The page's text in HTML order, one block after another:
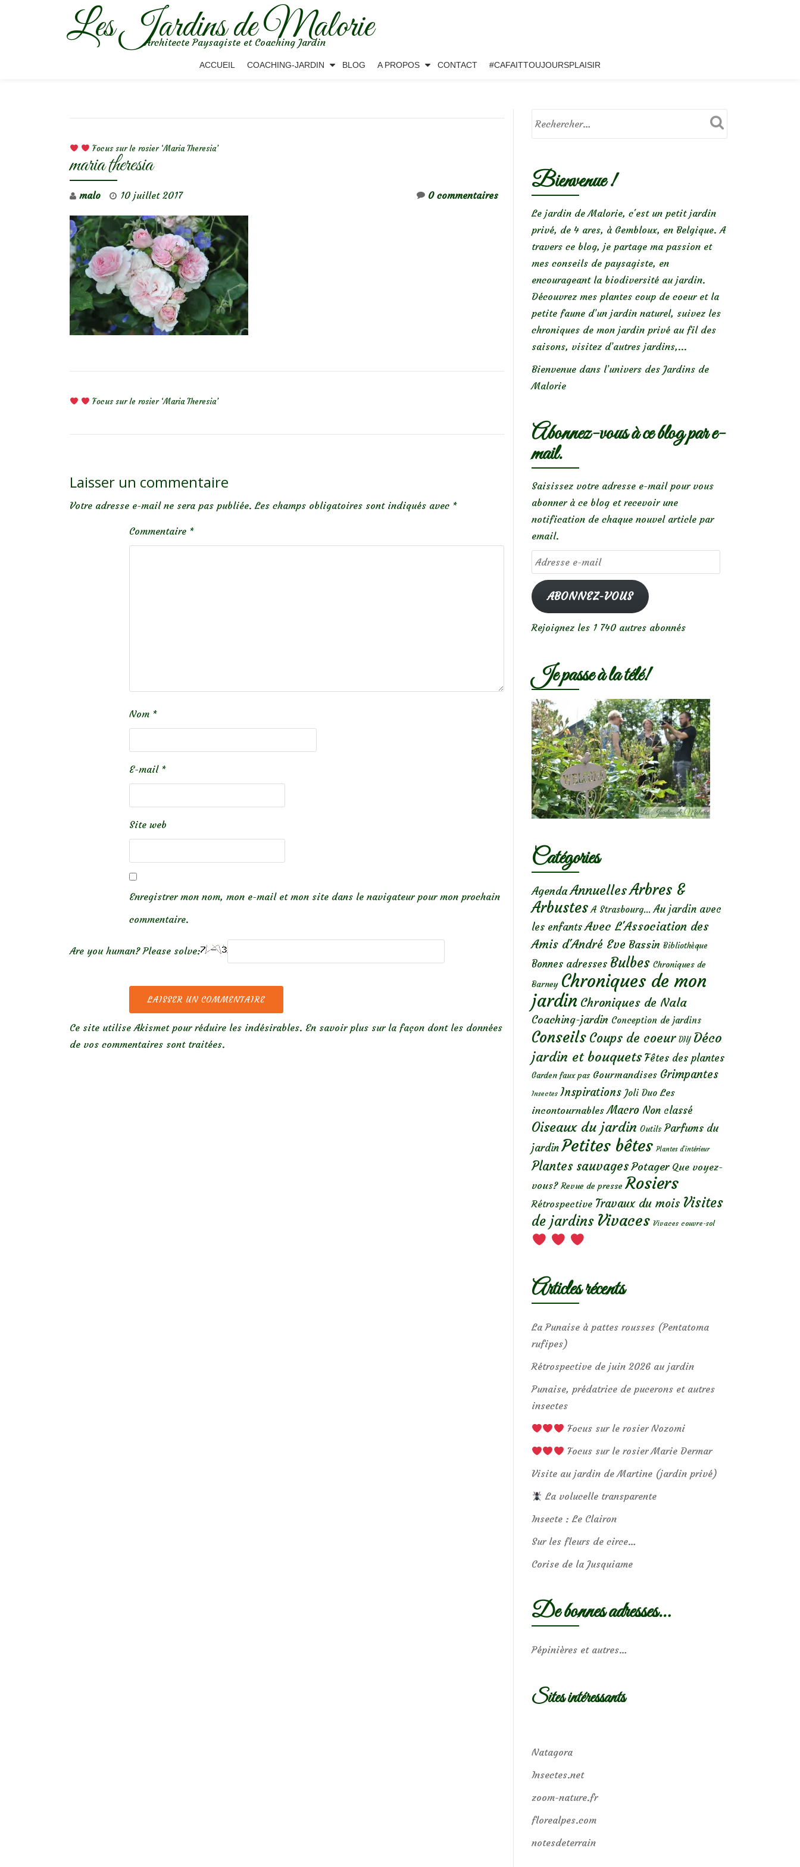
Les Jardins de Malorie
Architecte Paysagiste et Coaching Jardin
ACCUEIL COACHING-JARDIN BLOG A PROPOS CONTACT #CAFAITTOUJOURSPLAISIR
Focus sur le rosier ‘Maria Theresia’
maria theresia
malo 10 juillet 2017 0 commentaires
Focus sur le rosier ‘Maria Theresia’
Laisser un commentaire
Votre adresse e-mail ne sera pas publiée. Les champs obligatoires sont indiqués avec *
Commentaire *
Nom *
E-mail *
Site web
Enregistrer mon nom, mon e-mail et mon site dans le navigateur pour mon prochain
commentaire.
Are you human? Please solve:
Ce site utilise Akismet pour réduire les indésirables. En savoir plus sur la façon dont les données
de vos commentaires sont traitées.
Bienvenue !
Le jardin de Malorie, c'est un petit jardin
privé, de 4 ares, à Gembloux, en Belgique. A
travers ce blog, je partage ma passion et
mes conseils de paysagiste, en
encourageant la biodiversité au jardin.
Découvrez mes plantes coup de coeur et la
petite faune d’un jardin naturel, suivez les
chroniques de mon jardin privé au fil des
saisons, visitez d’autres jardins,...
Bienvenue dans l’univers des Jardins de
Malorie
Abonnez-vous à ce blog par e-
mail.
Saisissez votre adresse e-mail pour vous
abonner à ce blog et recevoir une
notification de chaque nouvel article par
email.
Adresse
e-
mailABONNEZ-VOUS
Rejoignez les 1 740 autres abonnés
Je passe à la télé!
Catégories
Agenda AnnuellesArbres &
Arbustes A Strasbourg... Au jardin avec
les enfants Avec L'Association des
Amis d'André Eve Bassin Bibliothèque
Bonnes adresses Bulbes Chroniques de
Barney Chroniques de mon
jardin Chroniques de Nala
Coaching-jardin Conception de jardins
Conseils Coups de coeur DIY Déco
jardin et bouquets Fêtes des plantes
Garden faux pas Gourmandises Grimpantes
Insectes Inspirations Joli Duo Les
incontournables Macro Non classé
Oiseaux du jardin Outils Parfums du
jardin Petites bêtes Plantes d’intérieur
Plantes sauvages Potager Que voyez-
vous? Revue de presse Rosiers
Rétrospective Travaux du mois Visites
de jardins Vivaces Vivaces couvre-sol
Articles récents
La Punaise à pattes rousses (Pentatoma
rufipes)
Rétrospective de juin 2026 au jardin
Punaise, prédatrice de pucerons et autres
insectes
Focus sur le rosier Nozomi
Focus sur le rosier Marie Dermar
Visite au jardin de Martine (jardin privé)
La volucelle transparente
Insecte : Le Clairon
Sur les fleurs de circe…
Corise de la Jusquiame
De bonnes adresses…
Pépinières et autres…
Sites intéressants
Natagora
Insectes.net
zoom-nature.fr
florealpes.com
notesdeterrain